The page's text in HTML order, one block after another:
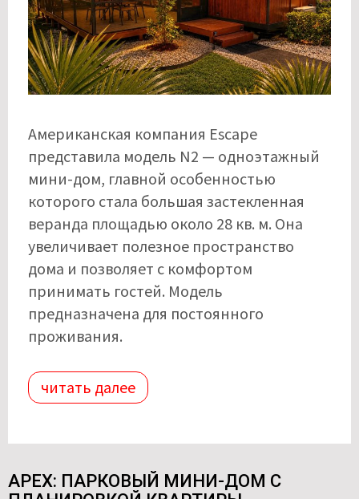
Американская компания Escape
представила модель N2 — одноэтажный
мини-дом, главной особенностью
которого стала большая застекленная
веранда площадью около 28 кв. м. Она
увеличивает полезное пространство
дома и позволяет с комфортом
принимать гостей. Модель
предназначена для постоянного
проживания.
читать далее
APEX: ПАРКОВЫЙ МИНИ-ДОМ С